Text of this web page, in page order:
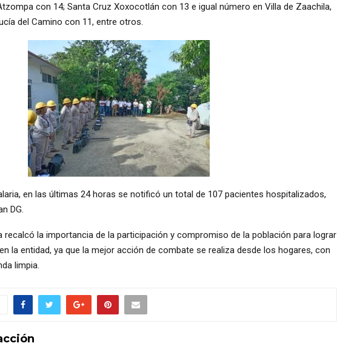
con 14; Santa Cruz Xoxocotlán con 13 e igual número en Villa de Zaachila,
del Camino con 11, entre otros.
en las últimas 24 horas se notificó un total de 107 pacientes hospitalizados,
DG.
recalcó la importancia de la participación y compromiso de la población para lograr
la entidad, ya que la mejor acción de combate se realiza desde los hogares, con
limpia.